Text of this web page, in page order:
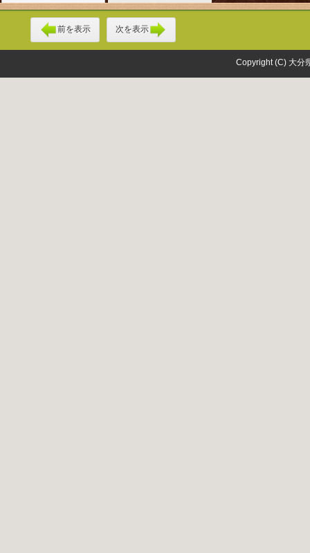
前を表示 次を表示
Copyright (C) 大分